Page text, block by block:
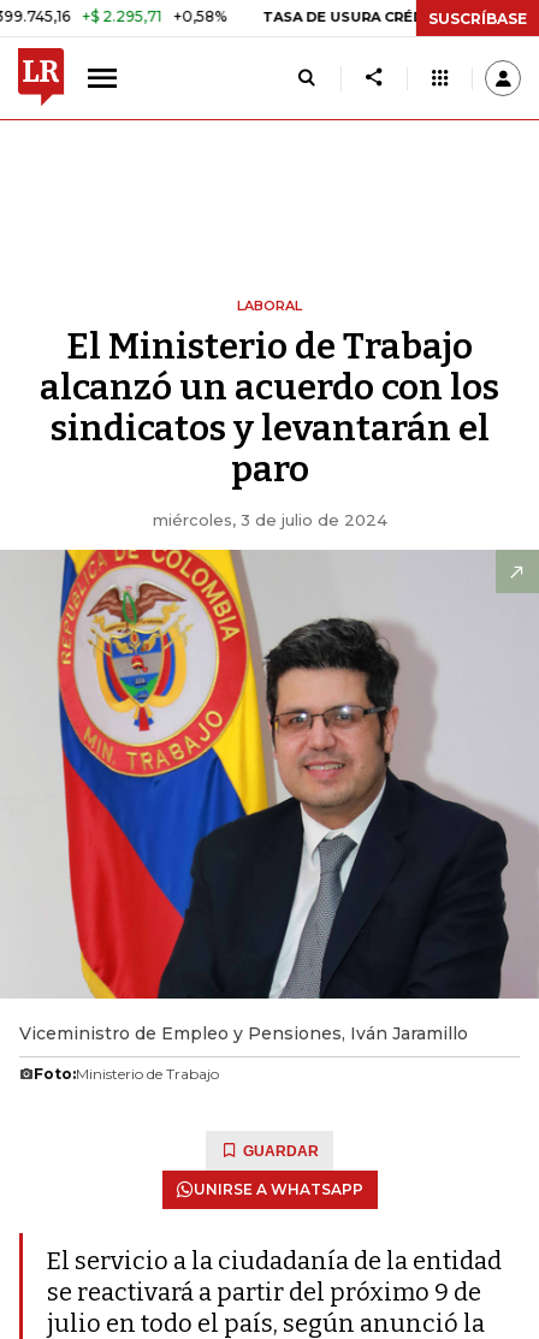
+$ 2.295,71 +0,58% TASA DE USURA CRÉDITO CONSUMO 29,66%
SUSCRÍBASE
LABORAL
El Ministerio de Trabajo
alcanzó un acuerdo con los
sindicatos y levantarán el
paro
miércoles, 3 de julio de 2024
Viceministro de Empleo y Pensiones, Iván Jaramillo
Foto:Ministerio de Trabajo
GUARDAR
UNIRSE A WHATSAPP
El servicio a la ciudadanía de la entidad
se reactivará a partir del próximo 9 de
julio en todo el país, según anunció la